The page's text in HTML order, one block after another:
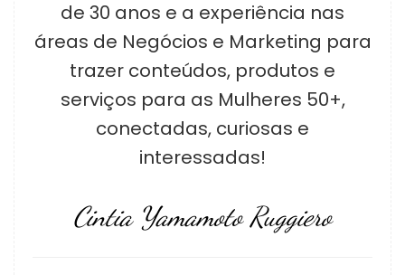
de 30 anos e a experiência nas
áreas de Negócios e Marketing para
trazer conteúdos, produtos e
serviços para as Mulheres 50+,
conectadas, curiosas e
interessadas!
Cintia Yamamoto Ruggiero